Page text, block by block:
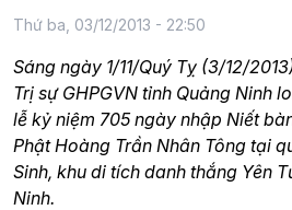
Thứ ba, 03/12/2013 - 22:50
Sáng ngày 1/11/Quý Tỵ (3/12/
Trị sự GHPGVN tỉnh Quảng Ninh
lễ kỷ niệm 705 ngày nhập Niết
Phật Hoàng Trần Nhân Tông tại
Sinh, khu di tích danh thắng Yên
Ninh.